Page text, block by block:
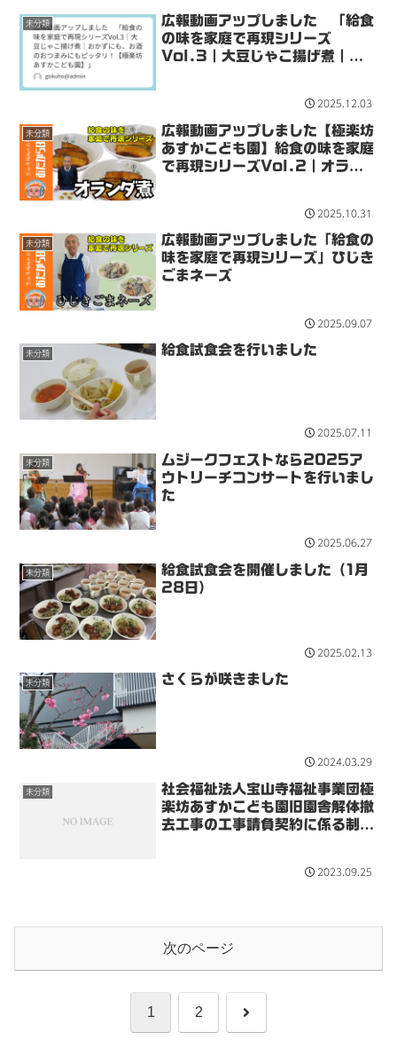
未分類
広報動画アップしました 「給食
の味を家庭で再現シリーズ
Vol.3｜大豆じゃこ揚げ煮｜お
2025.12.03
未分類
広報動画アップしました【極楽坊
あすかこども園】給食の味を家庭
で再現シリーズVol.2｜オラン
2025.10.31
未分類
広報動画アップしました「給食の
味を家庭で再現シリーズ」ひじき
ごまネーズ
2025.09.07
未分類 給食試食会を行いました
2025.07.11
未分類
ムジークフェストなら2025ア
ウトリーチコンサートを行いまし
た
2025.06.27
未分類
給食試食会を開催しました（1月
28日）
2025.02.13
未分類 さくらが咲きました
2024.03.29
未分類
社会福祉法人宝山寺福祉事業団極
楽坊あすかこども園旧園舎解体撤
去工事の工事請負契約に係る制限
2023.09.25
次のページ
1 2 次